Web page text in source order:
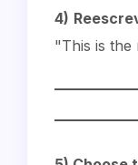
4)
"This is the